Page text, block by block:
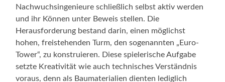
Nachwuchsingenieure schließlich selbst aktiv werden
und ihr Können unter Beweis stellen. Die
Herausforderung bestand darin, einen möglichst
hohen, freistehenden Turm, den sogenannten „Euro-
Tower“, zu konstruieren. Diese spielerische Aufgabe
setzte Kreativität wie auch technisches Verständnis
voraus, denn als Baumaterialien dienten lediglich